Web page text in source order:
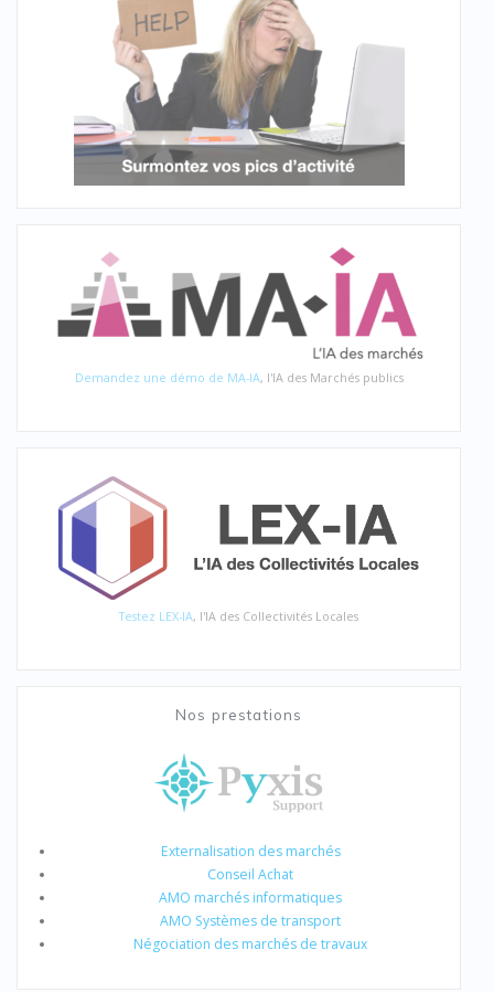
Demandez une démo de MA-IA, l'IA des Marchés publics
Testez LEX-IA, l'IA des Collectivités Locales
Nos prestations
Externalisation des marchés
Conseil Achat
AMO marchés informatiques
AMO Systèmes de transport
Négociation des marchés de travaux